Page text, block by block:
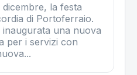
la festa
di Portoferraio.
inaugurata una nuova
per i servizi con